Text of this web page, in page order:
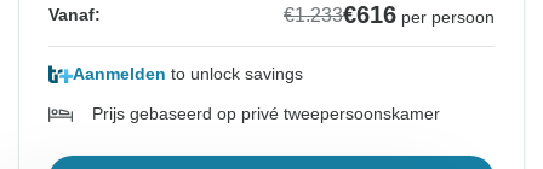
Vanaf: €1.233€616 per persoon
Aanmelden to unlock savings
Prijs gebaseerd op privé tweepersoonskamer